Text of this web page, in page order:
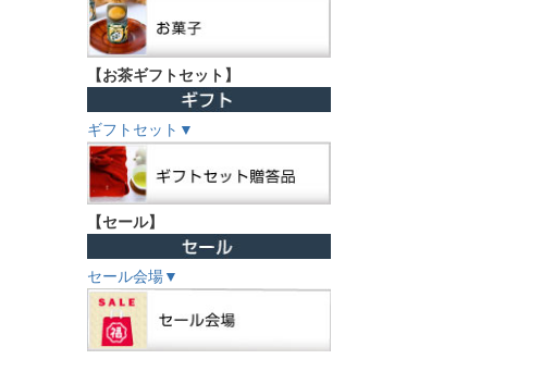
【お茶ギフトセット】
ギフトセット▼
【セール】
セール会場▼